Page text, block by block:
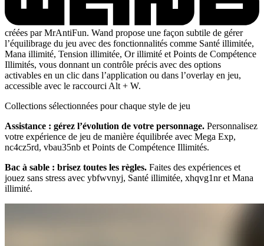
créées par MrAntiFun. Wand propose une façon subtile de gérer
l’équilibrage du jeu avec des fonctionnalités comme Santé illimitée,
Mana illimité, Tension illimitée, Or illimité et Points de Compétence
Illimités, vous donnant un contrôle précis avec des options
activables en un clic dans l’application ou dans l’overlay en jeu,
accessible avec le raccourci Alt + W.
Collections sélectionnées pour chaque style de jeu
Assistance : gérez l’évolution de votre personnage. Personnalisez
votre expérience de jeu de manière équilibrée avec Mega Exp,
nc4cz5rd, vbau35nb et Points de Compétence Illimités.
Bac à sable : brisez toutes les règles. Faites des expériences et
jouez sans stress avec ybfwvnyj, Santé illimitée, xhqvg1nr et Mana
illimité.